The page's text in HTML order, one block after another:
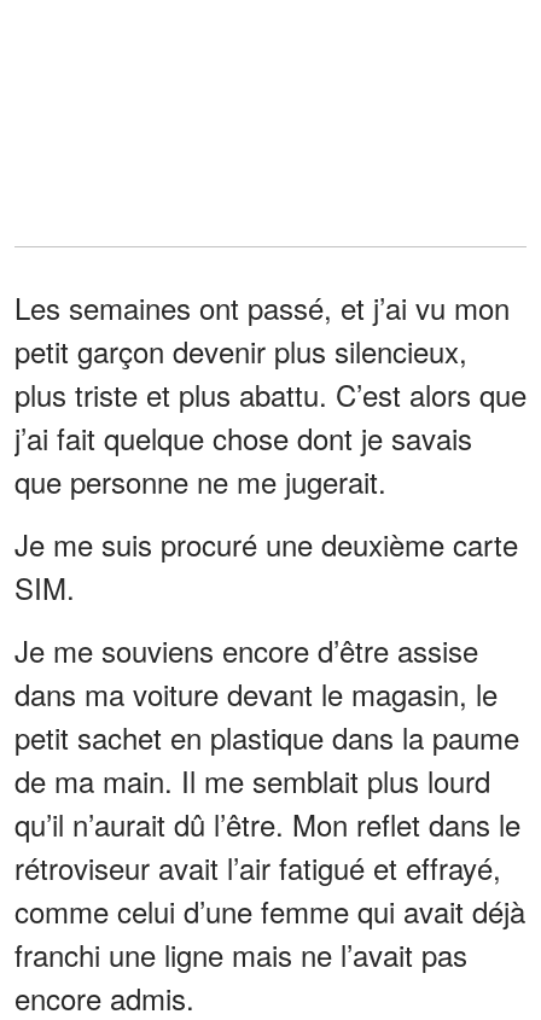
Les semaines ont passé, et j’ai vu mon
petit garçon devenir plus silencieux,
plus triste et plus abattu. C’est alors que
j’ai fait quelque chose dont je savais
que personne ne me jugerait.
Je me suis procuré une deuxième carte
SIM.
Je me souviens encore d’être assise
dans ma voiture devant le magasin, le
petit sachet en plastique dans la paume
de ma main. Il me semblait plus lourd
qu’il n’aurait dû l’être. Mon reflet dans le
rétroviseur avait l’air fatigué et effrayé,
comme celui d’une femme qui avait déjà
franchi une ligne mais ne l’avait pas
encore admis.